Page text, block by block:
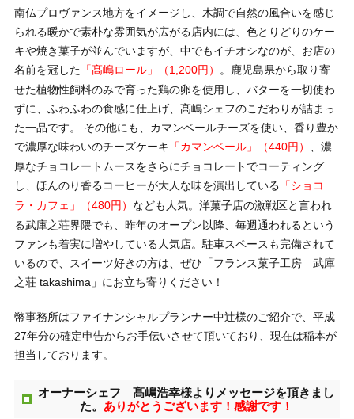
南仏プロヴァンス地方をイメージし、木調で自然の風合いを感じ
られる暖かで素朴な雰囲気が広がる店内には、色とりどりのケー
キや焼き菓子が並んでいますが、中でもイチオシなのが、お店の
名前を冠した 「髙嶋ロール」（1,200円）
。鹿児島県から取り寄
せた植物性飼料のみで育った鶏の卵を使用し、バターを一切使わ
ずに、ふわふわの食感に仕上げ、髙嶋シェフのこだわりが詰まっ
た一品です。 その他にも、カマンベールチーズを使い、香り豊か
で濃厚な味わいのチーズケーキ 「カマンベール」（440円）
、濃
厚なチョコレートムースをさらにチョコレートでコーティング
し、ほんのり香るコーヒーが大人な味を演出している 「ショコ
ラ・カフェ」（480円） なども人気。洋菓子店の激戦区と言われ
る武庫之荘界隈でも、昨年のオープン以降、毎週通われるという
ファンも着実に増やしている人気店。駐車スペースも完備されて
いるので、スイーツ好きの方は、ぜひ「フランス菓子工房 武庫
之荘 takashima」にお立ち寄りください！
幣事務所はファイナンシャルプランナー中辻様のご紹介で、平成
27年分の確定申告からお手伝いさせて頂いており、現在は稲本が
担当しております。
オーナーシェフ 髙嶋浩幸様よりメッセージを頂きまし
た。 ありがとうございます！感謝です！